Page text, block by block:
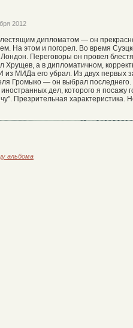
2012
дипломатом — он
На этом и погорел. Во время
Лондон. Переговоры он провел
Хрущев, а в дипломатичном,
из МИДа его убрал. Из двух первых
Громыко — он выбрал
дел, которого я посажу
Презрительная
альбома